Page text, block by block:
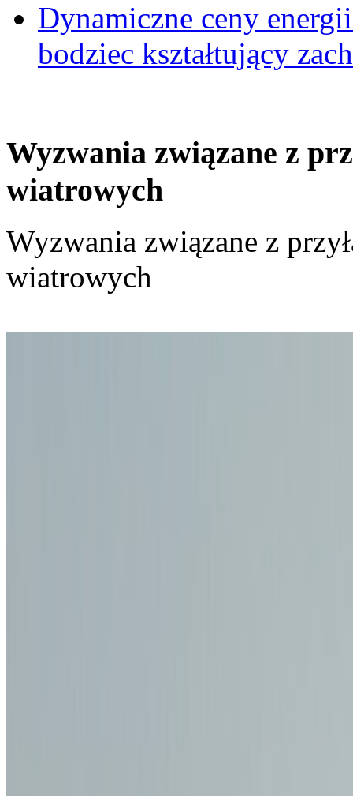
Dynamiczne ceny
bodziec kształtujący
Wyzwania związane z
wiatrowych
Wyzwania związane z
wiatrowych